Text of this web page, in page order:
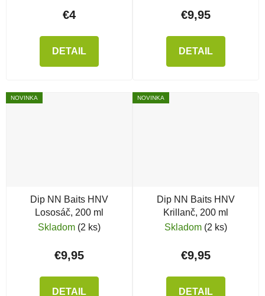
€4
DETAIL
€9,95
DETAIL
NOVINKA
Dip NN Baits HNV
Lososáč, 200 ml
Skladom (2 ks)
€9,95
DETAIL
NOVINKA
Dip NN Baits HNV
Krillanč, 200 ml
Skladom (2 ks)
€9,95
DETAIL